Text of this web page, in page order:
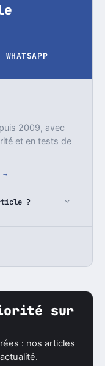
WHATSAPP
2009, avec
et en tests de
→
?
sur
: nos articles